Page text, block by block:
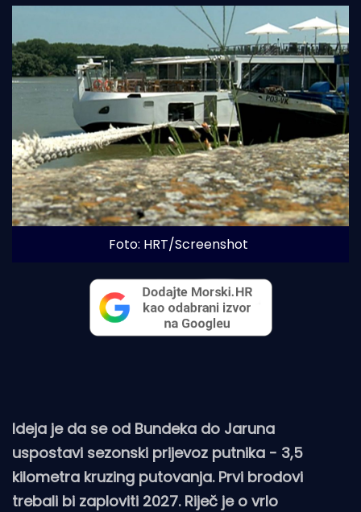
Foto: HRT/Screenshot
Ideja je da se od Bundeka do Jaruna
uspostavi sezonski prijevoz putnika - 3,5
kilometra kruzing putovanja. Prvi brodovi
trebali bi zaploviti 2027. Riječ je o vrlo